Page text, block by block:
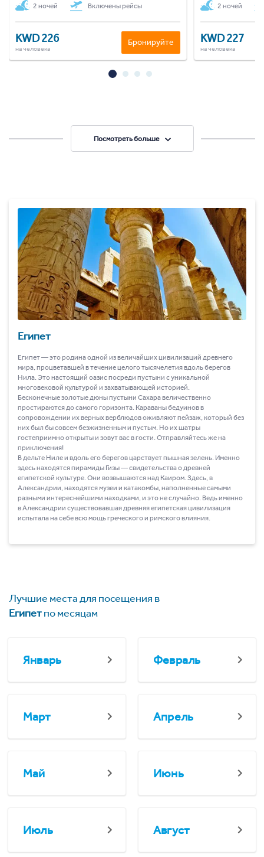
2 ночей Включены рейсы
KWD 226
на человека
Бронируйте
2 ночей
KWD 227
на человека
Посмотреть больше
Египет
Египет ― это родина одной из величайших цивилизаций древнего
мира, процветавшей в течение целого тысячелетия вдоль берегов
Нила. Это настоящий оазис посреди пустыни с уникальной
многовековой культурой и захватывающей историей.
Бесконечные золотые дюны пустыни Сахара величественно
простираются до самого горизонта. Караваны бедуинов в
сопровождении их верных верблюдов оживляют пейзаж, который без
них был бы совсем безжизненным и пустым. Но их шатры
гостеприимно открыты и зовут вас в гости. Отправляйтесь же на
приключения!
В дельте Ниле и вдоль его берегов царствует пышная зелень. Именно
здесь находятся пирамиды Гизы ― свидетельства о древней
египетской культуре. Они возвышаются над Каиром. Здесь, в
Александрии, находятся музеи и катакомбы, наполненные самыми
разными интереснейшими находками, и это не случайно. Ведь именно
в Александрии существовавшая древняя египетская цивилизация
испытала на себе всю мощь греческого и римского влияния.
Лучшие места для посещения в
Египетпо месяцам
Январь Февраль
Март Апрель
Май Июнь
Июль Август